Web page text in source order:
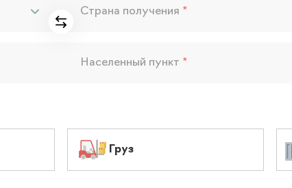
Страна получения *
Населенный пункт *
Груз